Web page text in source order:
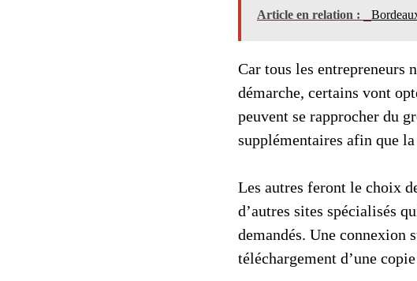
Article en relation :
Car tous les entrepreneurs
démarche, certains vont
peuvent se rapprocher du
supplémentaires afin que
Les autres feront le choix
d’autres sites spécialisés
demandés. Une connexion
téléchargement d’une